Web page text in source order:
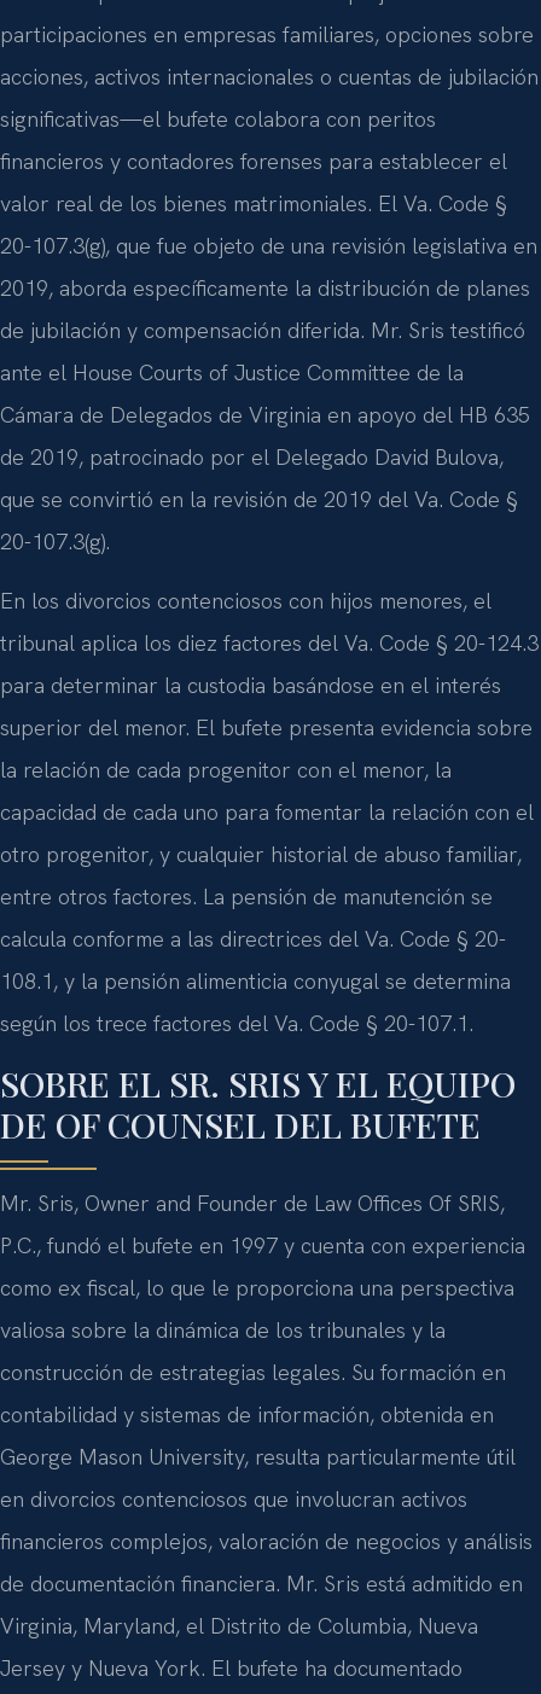
participaciones en empresas familiares, opciones sobre
acciones, activos internacionales o cuentas de jubilación
significativas—el bufete colabora con peritos
financieros y contadores forenses para establecer el
valor real de los bienes matrimoniales. El Va. Code §
20-107.3(g), que fue objeto de una revisión legislativa en
2019, aborda específicamente la distribución de planes
de jubilación y compensación diferida. Mr. Sris testificó
ante el House Courts of Justice Committee de la
Cámara de Delegados de Virginia en apoyo del HB 635
de 2019, patrocinado por el Delegado David Bulova,
que se convirtió en la revisión de 2019 del Va. Code §
20-107.3(g).
En los divorcios contenciosos con hijos menores, el
tribunal aplica los diez factores del Va. Code § 20-124.3
para determinar la custodia basándose en el interés
superior del menor. El bufete presenta evidencia sobre
la relación de cada progenitor con el menor, la
capacidad de cada uno para fomentar la relación con el
otro progenitor, y cualquier historial de abuso familiar,
entre otros factores. La pensión de manutención se
calcula conforme a las directrices del Va. Code § 20-
108.1, y la pensión alimenticia conyugal se determina
según los trece factores del Va. Code § 20-107.1.
SOBRE EL SR. SRIS Y EL EQUIPO
DE OF COUNSEL DEL BUFETE
Mr. Sris, Owner and Founder de Law Offices Of SRIS,
P.C., fundó el bufete en 1997 y cuenta con experiencia
como ex fiscal, lo que le proporciona una perspectiva
valiosa sobre la dinámica de los tribunales y la
construcción de estrategias legales. Su formación en
contabilidad y sistemas de información, obtenida en
George Mason University, resulta particularmente útil
en divorcios contenciosos que involucran activos
financieros complejos, valoración de negocios y análisis
de documentación financiera. Mr. Sris está admitido en
Virginia, Maryland, el Distrito de Columbia, Nueva
Jersey y Nueva York. El bufete ha documentado